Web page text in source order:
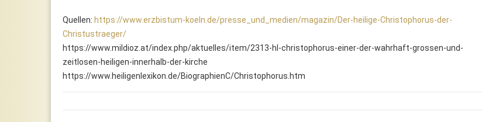
Quellen: https://www.erzbistum-koeln.de/presse_und_medien/magazin/Der-heilige-Christophorus-der-
Christustraeger/
https://www.mildioz.at/index.php/aktuelles/item/2313-hl-christophorus-einer-der-wahrhaft-grossen-und-
zeitlosen-heiligen-innerhalb-der-kirche
https://www.heiligenlexikon.de/BiographienC/Christophorus.htm